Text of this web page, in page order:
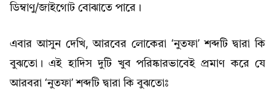
ডিম্বাণু/জাইগোট বোঝাতে পারে।
এবার আসুন দেখি, আরবের লোকেরা ‘নুতফা’ শব্দটি দ্বারা কি
বুঝতো। এই হাদিস দুটি খুব পরিষ্কারভাবেই প্রমাণ করে যে
আরবরা ‘নুতফা’ শব্দটি দ্বারা কি বুঝতোঃ